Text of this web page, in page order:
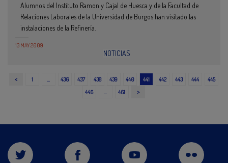
Alumnos del Instituto Ramon y Cajal de Huesca y de la Facultad de
Relaciones Laborales de la Universidad de Burgos han visitado las
instalaciones de la Refinería.
13 MAY 2009
NOTICIAS
< 1 … 436 437 438 439 440 441 442 443 444
445
446
… 461 >